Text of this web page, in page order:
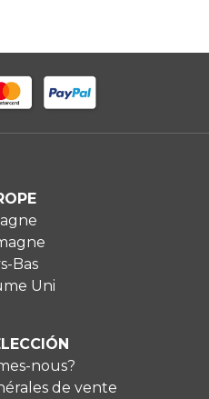
Bas
Uni
nous?
de vente